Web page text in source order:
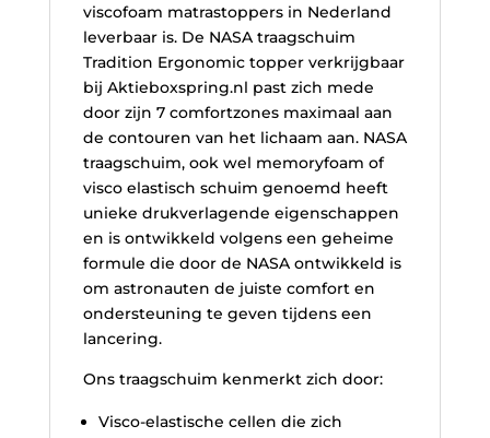
viscofoam matrastoppers in Nederland
leverbaar is. De NASA traagschuim
Tradition Ergonomic topper verkrijgbaar
bij Aktieboxspring.nl past zich mede
door zijn 7 comfortzones maximaal aan
de contouren van het lichaam aan. NASA
traagschuim, ook wel memoryfoam of
visco elastisch schuim genoemd heeft
unieke drukverlagende eigenschappen
en is ontwikkeld volgens een geheime
formule die door de NASA ontwikkeld is
om astronauten de juiste comfort en
ondersteuning te geven tijdens een
lancering.
Ons traagschuim kenmerkt zich door:
Visco-elastische cellen die zich